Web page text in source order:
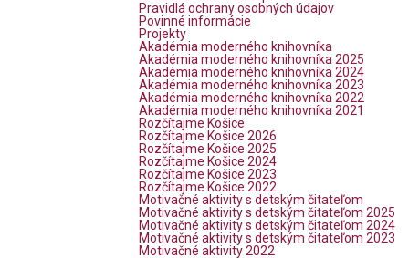
Pravidlá ochrany osobných údajov
Povinné informácie
Projekty
Akadémia moderného knihovníka
Akadémia moderného knihovníka 2025
Akadémia moderného knihovníka 2024
Akadémia moderného knihovníka 2023
Akadémia moderného knihovníka 2022
Akadémia moderného knihovníka 2021
Rozčítajme Košice
Rozčítajme Košice 2026
Rozčítajme Košice 2025
Rozčítajme Košice 2024
Rozčítajme Košice 2023
Rozčítajme Košice 2022
Motivačné aktivity s detským čitateľom
Motivačné aktivity s detským čitateľom 2025
Motivačné aktivity s detským čitateľom 2024
Motivačné aktivity s detským čitateľom 2023
Motivačné aktivity 2022